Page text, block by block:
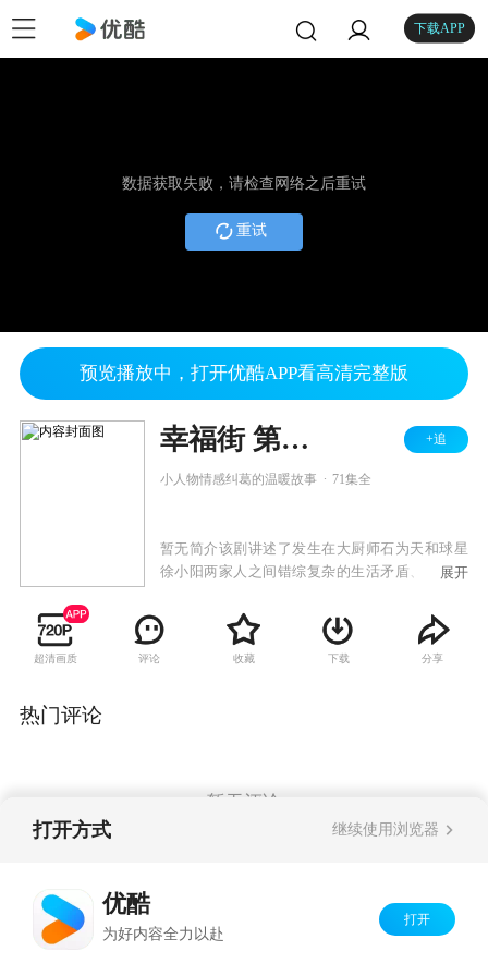
下载APP
数据获取失败，请检查网络之后重试
重试
预览播放中，打开优酷APP看高清完整版
幸福街 第一季 +追
小人物情感纠葛的温暖故事 71集全
暂无简介该剧讲述了发生在大厨师石为天和球星
徐小阳两家人之间错综复杂的生活矛盾、情感纠
形形色色的人物则穿插其间，为观众延续着这个
讲不完的幸福故事。
展开
超清画质 评论 收藏 下载 分享
热门评论
暂无评论
打开方式 继续使用浏览器
优酷
为好内容全力以赴
打开